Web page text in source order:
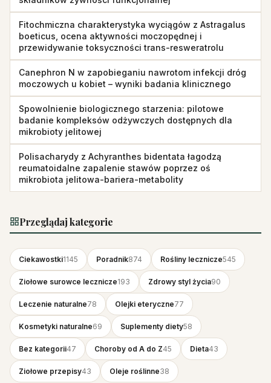
Fitochmiczna charakterystyka wyciągów z Astragalus
boeticus, ocena aktywności moczopędnej i
przewidywanie toksyczności trans-resweratrolu
Canephron N w zapobieganiu nawrotom infekcji dróg
moczowych u kobiet – wyniki badania klinicznego
Spowolnienie biologicznego starzenia: pilotowe
badanie kompleksów odżywczych dostępnych dla
mikrobioty jelitowej
Polisacharydy z Achyranthes bidentata łagodzą
reumatoidalne zapalenie stawów poprzez oś
mikrobiota jelitowa-bariera-metabolity
Przeglądaj kategorie
Ciekawostki1145 Poradnik874 Rośliny lecznicze545
Ziołowe surowce lecznicze193 Zdrowy styl życia90
Leczenie naturalne78 Olejki eteryczne77
Kosmetyki naturalne69 Suplementy diety58
Bez kategorii47 Choroby od A do Z45 Dieta43
Ziołowe przepisy43 Oleje roślinne38